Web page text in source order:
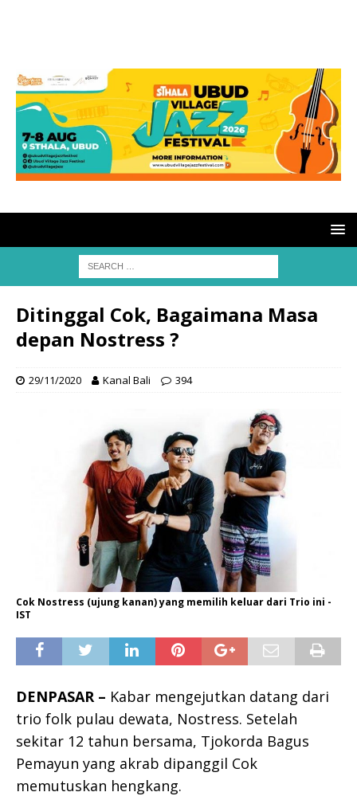
Ditinggal Cok, Bagaimana Masa
depan Nostress ?
29/11/2020 Kanal Bali 394
Cok Nostress (ujung kanan) yang memilih keluar dari Trio ini -
IST
DENPASAR – Kabar mengejutkan datang dari
trio folk pulau dewata, Nostress. Setelah
sekitar 12 tahun bersama, Tjokorda Bagus
Pemayun yang akrab dipanggil Cok
memutuskan hengkang.